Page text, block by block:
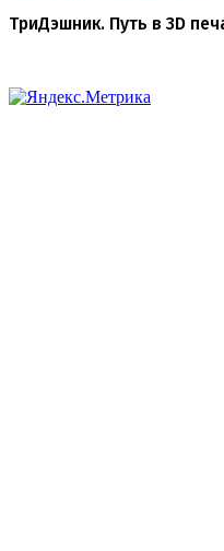
ТриДэшник. Путь в 3D